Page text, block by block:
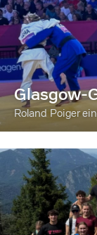
Glasgow-
Roland Poiger